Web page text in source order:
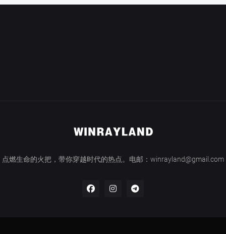
点燃生命的火把，带你穿越时代的热点。电邮：winrayland@gmail.com